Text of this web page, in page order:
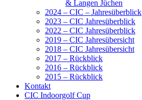
& Langen Jüchen
2024 – CIC – Jahresüberblick
2023 – CIC Jahresüberblick
2022 – CIC Jahresüberblick
2019 – CIC Jahresübersicht
2018 – CIC Jahresübersicht
2017 – Rückblick
2016 – Rückblick
2015 – Rückblick
Kontakt
CIC Indoorgolf Cup